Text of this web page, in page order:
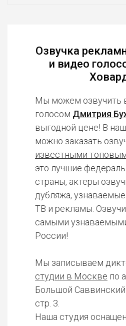
Озвучка
и видео
Мы можем озвучить
голосом Дмитрия
выгодной цене! В
можно заказать
известными
это лучшие
страны, актеры
дубляжа,
ТВ и рекламы.
самыми
России!
Мы записываем
студии в Москве по
Большой Саввинский
стр. 3.
Наша студия